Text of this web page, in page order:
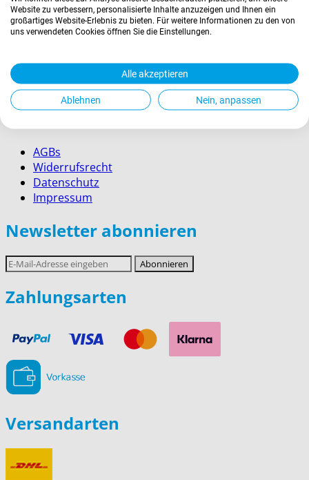
Wissenswertes
Service für Firmenkunden
AGBs
Widerrufsrecht
Datenschutz
Impressum
Newsletter abonnieren
E-
Mail-
Adresse
Abonnieren
Zahlungsarten
Versandarten
Website zu verbessern, personalisierte Inhalte anzuzeigen und Ihnen ein
großartiges Website-Erlebnis zu bieten. Für weitere Informationen zu den von
uns verwendeten Cookies öffnen Sie die Einstellungen.
Alle akzeptieren
Ablehnen Nein, anpassen